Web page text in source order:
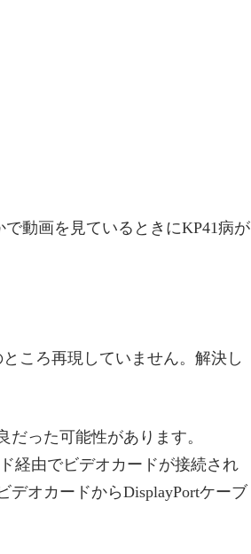
動画を見ているときにKP41病が
ころ再現していません。解決し
った可能性があります。
経由でビデオカードが接続され
オカードからDisplayPortケーブ